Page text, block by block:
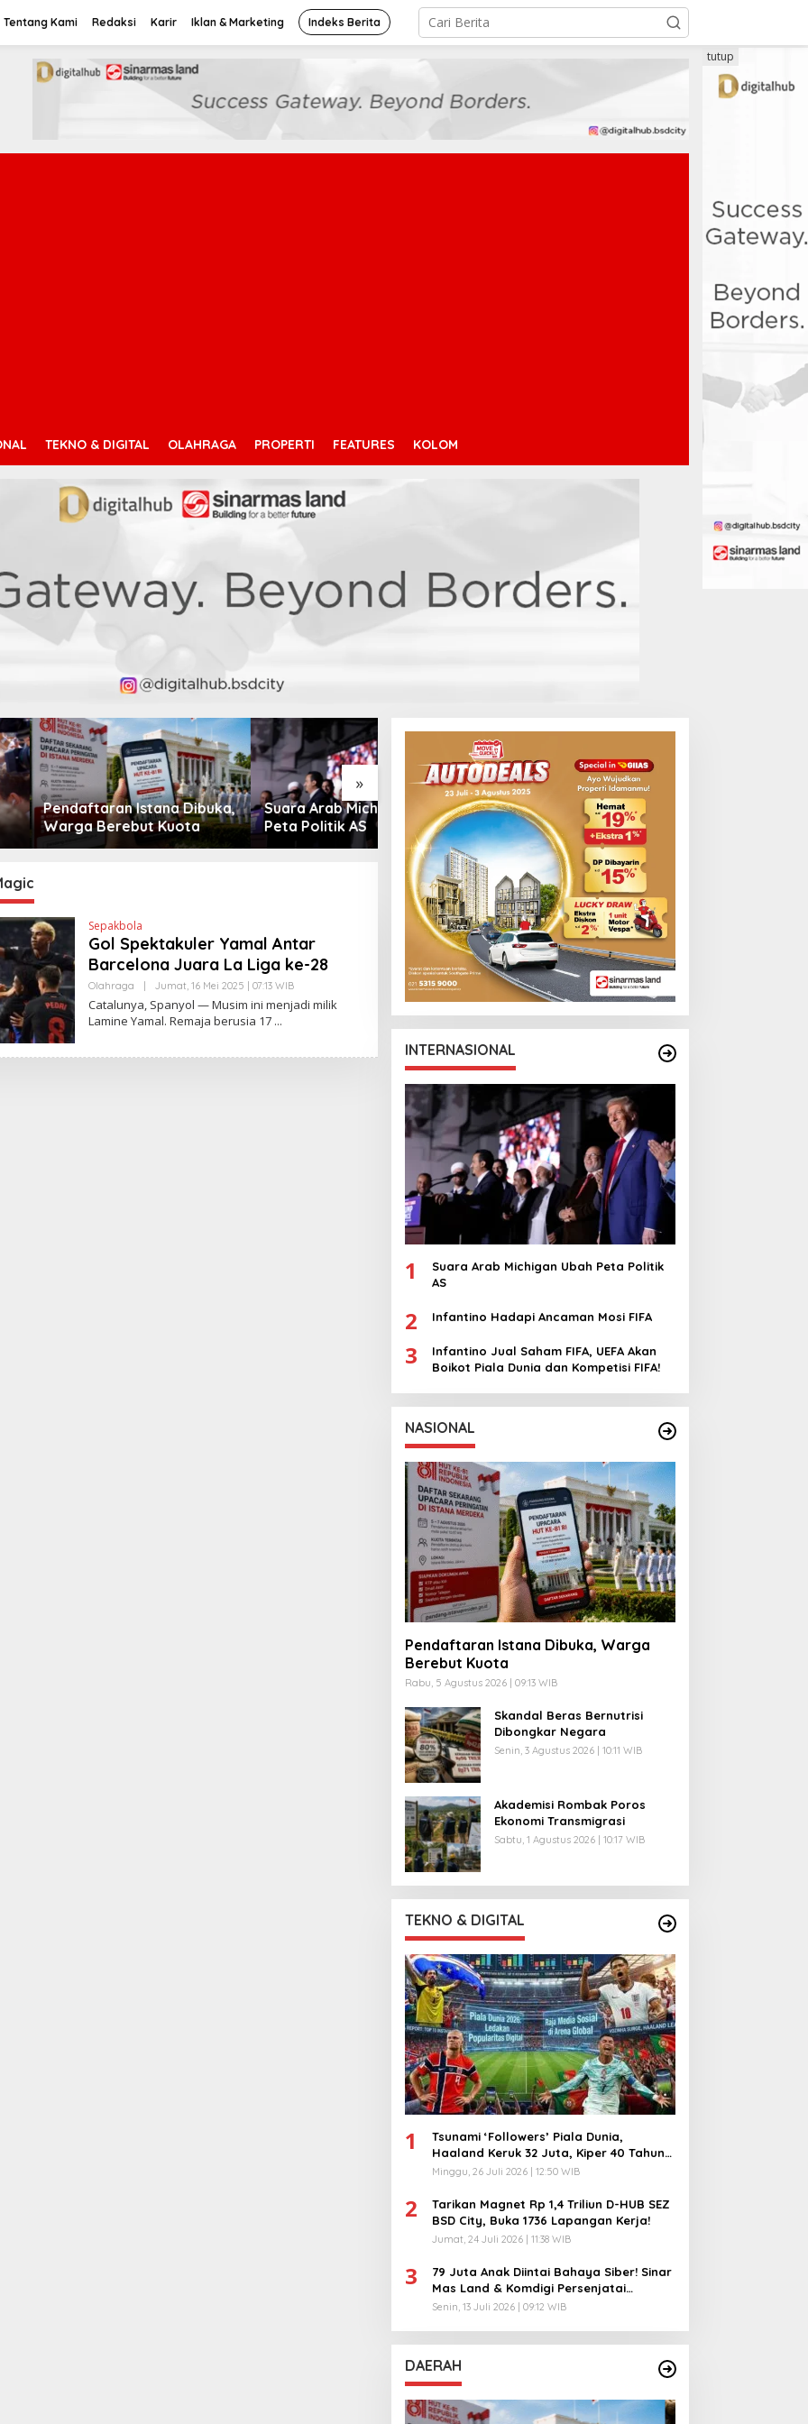
Tentang Kami Redaksi Karir Iklan & Marketing Indeks Berita
TEKNO & DIGITAL OLAHRAGA PROPERTI FEATURES KOLOM
tutup
»
Istana Dibuka,
Kuota
Suara Arab Michigan Ubah
Peta Politik AS
Debut Manis Jeremy
Monga Bersama
Manchester City
Sepakbola
Gol Spektakuler Yamal Antar
Barcelona Juara La Liga ke-28
Olahraga | Jumat, 16 Mei 2025 | 07:13 WIBO
E
N
Catalunya, Spanyol — Musim ini menjadi milik
Lamine Yamal. Remaja berusia 17
INTERNASIONAL
1
Suara Arab Michigan Ubah Peta Politik
AS
2 Infantino Hadapi Ancaman Mosi FIFA
3
Infantino Jual Saham FIFA, UEFA Akan
Boikot Piala Dunia dan Kompetisi FIFA!
NASIONAL
Pendaftaran Istana Dibuka, Warga
Berebut Kuota
Rabu, 5 Agustus 2026 | 09:13 WIB
Skandal Beras Bernutrisi
Dibongkar Negara
Senin, 3 Agustus 2026 | 10:11 WIB
Akademisi Rombak Poros
Ekonomi Transmigrasi
Sabtu, 1 Agustus 2026 | 10:17 WIB
TEKNO & DIGITAL
1
Tsunami ‘Followers’ Piala Dunia,
Haaland Keruk 32 Juta, Kiper 40 Tahun
Bikin Geger!
Minggu, 26 Juli 2026 | 12:50 WIB
2
Tarikan Magnet Rp 1,4 Triliun D-HUB SEZ
BSD City, Buka 1736 Lapangan Kerja!
Jumat, 24 Juli 2026 | 11:38 WIB
3
79 Juta Anak Diintai Bahaya Siber! Sinar
Mas Land & Komdigi Persenjatai
Ratusan Guru!
Senin, 13 Juli 2026 | 09:12 WIB
DAERAH